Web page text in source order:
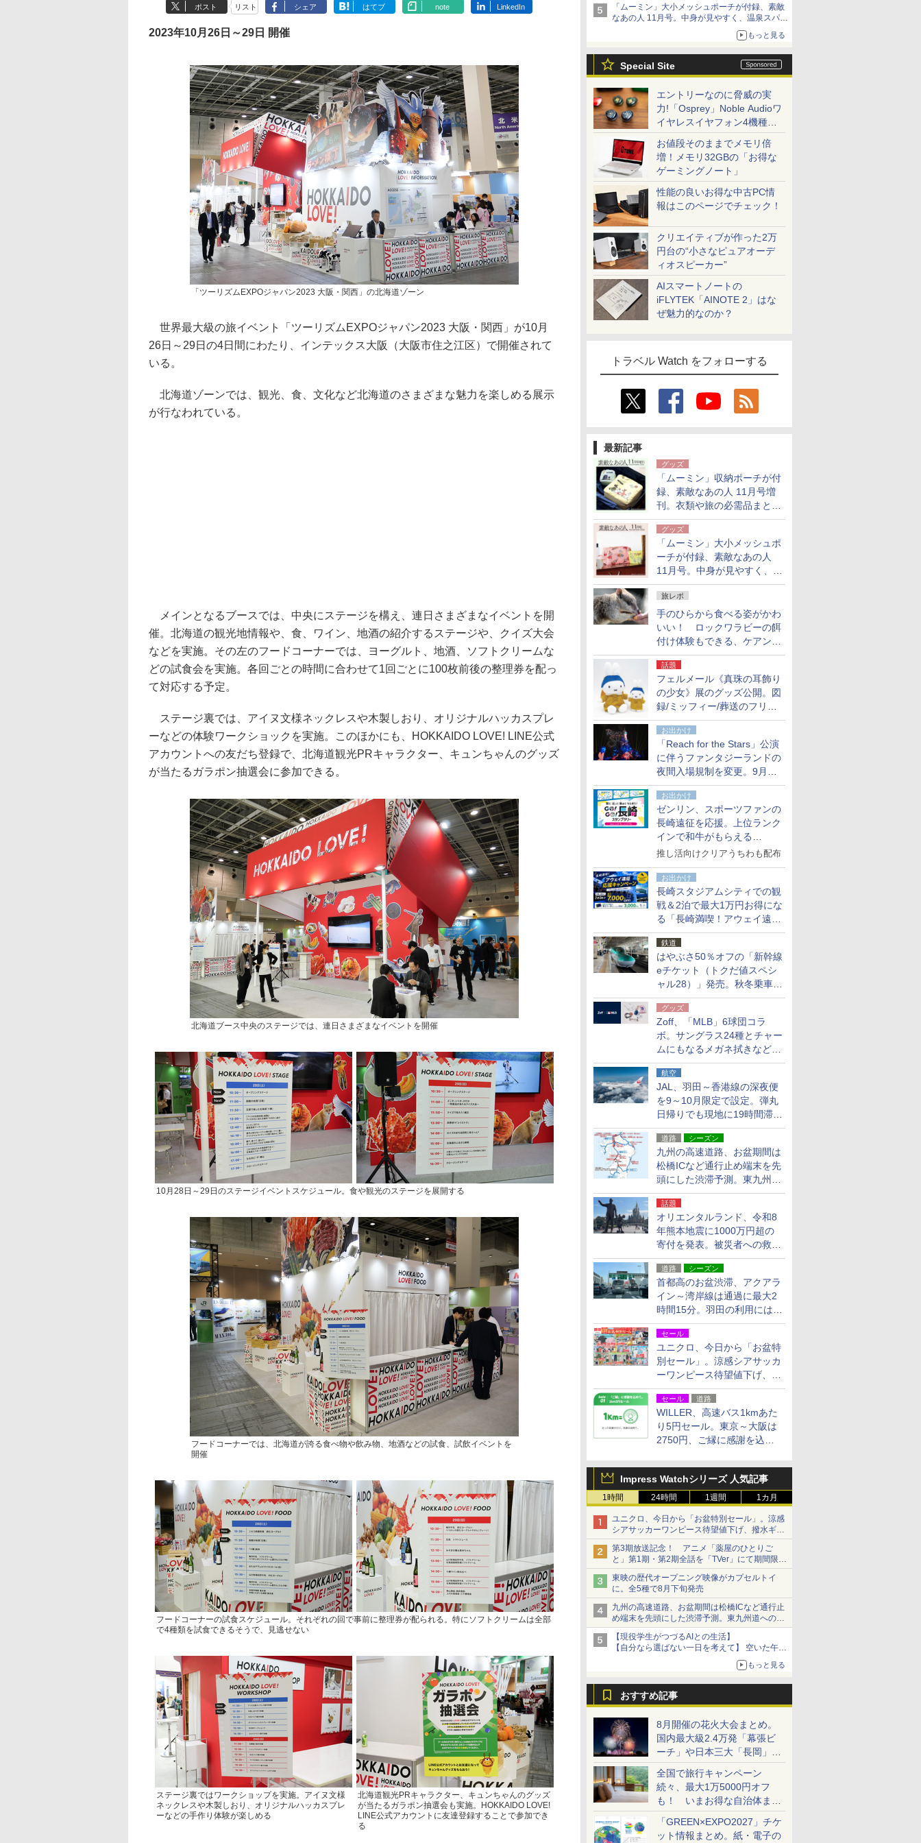
「ムーミン」大小メッシュポーチが付録、素敵
なあの人 11月号。中身が見やすく、温泉スパに
もっと見る
Special Site
エントリーなのに脅威の実
力!「Osprey」Noble Audioワ
イヤレスイヤフォン4機種を
一気に聴く
お値段そのままでメモリ倍
増！メモリ32GBの「お得な
ゲーミングノート」
性能の良いお得な中古PC情
報はこのページでチェック！
クリエイティブが作った2万
円台の“小さなピュアオーデ
ィオスピーカー”
AIスマートノートの
iFLYTEK「AINOTE 2」はな
ぜ魅力的なのか？
トラベル Watch をフォローする
最新記事
グッズ
「ムーミン」収納ポーチが付
録、素敵なあの人 11月号増
刊。衣類や旅の必需品まとま
る大小2個セット
グッズ
「ムーミン」大小メッシュポ
ーチが付録、素敵なあの人
11月号。中身が見やすく、温
泉スパにも使える
旅レポ
手のひらから食べる姿がかわ
いい！ ロックワラビーの餌
付け体験もできる、ケアンズ
でアサートン高原の日本語ガ
イド付きツアーに参加してみ
た
話題
フェルメール《真珠の耳飾り
の少女》展のグッズ公開。図
録/ミッフィー/葬送のフリー
レンほか、注目ブランドコラ
ボが実現
お出かけ
「Reach for the Stars」公演
に伴うファンタジーランドの
夜間入場規制を変更。9月か
ら18時50分～20時ごろに
お出かけ
ゼンリン、スポーツファンの
長崎遠征を応援。上位ランク
インで和牛がもらえる
「GO！GO！長崎スタンプラ
推し活向けクリアうちわも配布
お出かけ
長崎スタジアムシティでの観
戦＆2泊で最大1万円お得にな
る「長崎満喫！アウェイ遠征
応援キャンペーン」
鉄道
はやぶさ50％オフの「新幹線
eチケット（トクだ値スペシ
ャル28）」発売。秋冬乗車
分、えきねっと限定
グッズ
Zoff、「MLB」6球団コラ
ボ。サングラス24種とチャー
ムにもなるメガネ拭きなど雑
貨24種
航空
JAL、羽田～香港線の深夜便
を9～10月限定で設定。弾丸
日帰りでも現地に19時間滞在
できる
道路 シーズン
九州の高速道路、お盆期間は
松橋ICなど通行止め端末を先
頭にした渋滞予測。東九州道
への迂回は料金調整を実施
話題
オリエンタルランド、令和8
年熊本地震に1000万円超の
寄付を発表。被災者への救援
活動・復旧支援
道路 シーズン
首都高のお盆渋滞、アクアラ
イン～湾岸線は通過に最大2
時間15分。羽田の利用には
「空港西出口」の利用検討を
セール
ユニクロ、今日から「お盆特
別セール」。涼感シアサッカ
ーワンピース待望値下げ、撥
水ギアショーツは1990円に
セール 道路
WILLER、高速バス1kmあた
り5円セール。東京～大阪は
2750円、ご縁に感謝を込め
Impress Watchシリーズ 人気記事
1時間 24時間 1週間 1カ月
ユニクロ、今日から「お盆特別セール」。涼感
シアサッカーワンピース待望値下げ、撥水ギア
ショーツは1990円に
第3期放送記念！ アニメ「薬屋のひとりご
と」第1期・第2期全話を「TVer」にて期間限定
で順次無料配信開始
東映の歴代オープニング映像がカプセルトイ
に。全5種で8月下旬発売
九州の高速道路、お盆期間は松橋ICなど通行止
め端末を先頭にした渋滞予測。東九州道への迂
回は料金調整を実施
【現役学生がつづるAIとの生活】
【自分なら選ばない一日を考えて】 空いた午後
をチャッピーに捧げたら、思わぬ絶景に出会っ
もっと見る
おすすめ記事
8月開催の花火大会まとめ。
国内最大級2.4万発「幕張ビ
ーチ」や日本三大「長岡」な
ど大型イベント目白押し！
全国で旅行キャンペーン
続々、最大1万5000円オフ
も！ いまお得な自治体まと
め
「GREEN×EXPO2027」チケ
ット情報まとめ。紙・電子の
ポスト リスト シェア はてブ note LinkedIn
2023年10月26日～29日 開催
「ツーリズムEXPOジャパン2023 大阪・関西」の北海道ゾーン
世界最大級の旅イベント「ツーリズムEXPOジャパン2023 大阪・関西」が10月
26日～29日の4日間にわたり、インテックス大阪（大阪市住之江区）で開催されて
いる。
北海道ゾーンでは、観光、食、文化など北海道のさまざまな魅力を楽しめる展示
が行なわれている。
メインとなるブースでは、中央にステージを構え、連日さまざまなイベントを開
催。北海道の観光地情報や、食、ワイン、地酒の紹介するステージや、クイズ大会
などを実施。その左のフードコーナーでは、ヨーグルト、地酒、ソフトクリームな
どの試食会を実施。各回ごとの時間に合わせて1回ごとに100枚前後の整理券を配っ
て対応する予定。
ステージ裏では、アイヌ文様ネックレスや木製しおり、オリジナルハッカスプレ
ーなどの体験ワークショックを実施。このほかにも、HOKKAIDO LOVE! LINE公式
アカウントへの友だち登録で、北海道観光PRキャラクター、キュンちゃんのグッズ
が当たるガラポン抽選会に参加できる。
北海道ブース中央のステージでは、連日さまざまなイベントを開催
10月28日～29日のステージイベントスケジュール。食や観光のステージを展開する
フードコーナーでは、北海道が誇る食べ物や飲み物、地酒などの試食、試飲イベントを
開催
フードコーナーの試食スケジュール。それぞれの回で事前に整理券が配られる。特にソフトクリームは全部
で4種類を試食できるそうで、見逃せない
ステージ裏ではワークショップを実施。アイヌ文様
ネックレスや木製しおり、オリジナルハッカスプレ
ーなどの手作り体験が楽しめる
北海道観光PRキャラクター、キュンちゃんのグッズ
が当たるガラポン抽選会も実施。HOKKAIDO LOVE!
LINE公式アカウントに友達登録することで参加でき
る